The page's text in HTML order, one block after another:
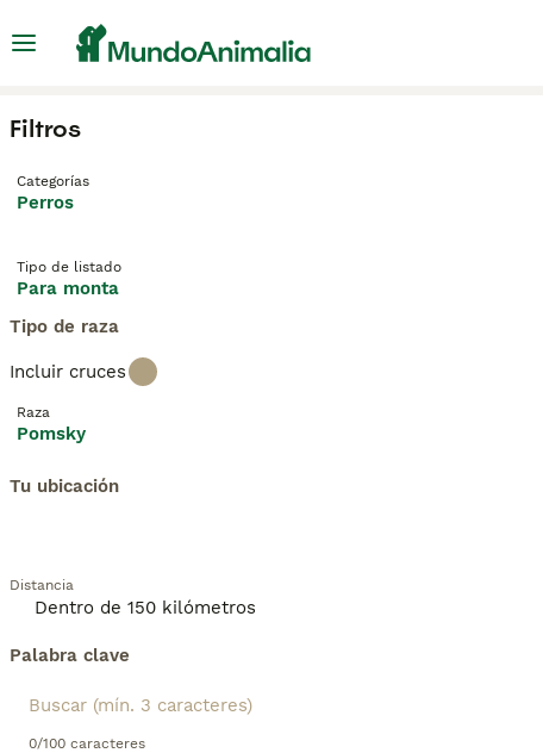
Filtros
Categorías
Perros
Tipo de listado
Para monta
Tipo de raza
Incluir cruces
Raza
Pomsky
Tu ubicación
Distancia
Palabra clave
0/100 caracteres